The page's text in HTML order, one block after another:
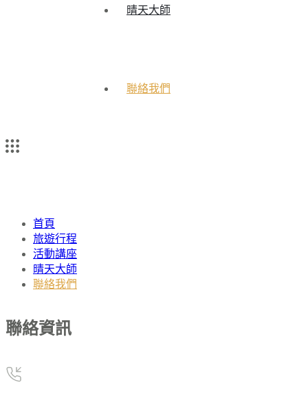
晴天大師
聯絡我們
首頁
旅遊行程
活動講座
晴天大師
聯絡我們
聯絡資訊